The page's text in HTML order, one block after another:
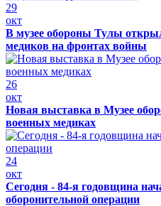
29
окт
В музее обороны Тулы
медиков на фронтах войны
26
окт
Новая выставка в Музее
военных медиках
24
окт
Сегодня - 84-я годовщина
оборонительной операции